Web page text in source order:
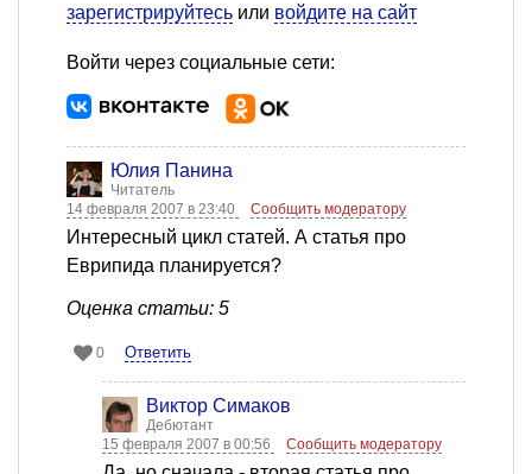
зарегистрируйтесь или войдите на сайт
Войти через социальные сети:
Юлия Панина
Читатель
14 февраля 2007 в 23:40
Сообщить модератору
Интересный цикл статей. А статья про
Еврипида планируется?
Оценка статьи: 5
0 Ответить
Виктор Симаков
Дебютант
15 февраля 2007 в 00:56
Сообщить модератору